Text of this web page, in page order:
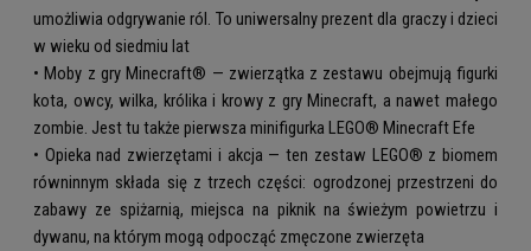
umożliwia odgrywanie ról. To uniwersalny prezent dla graczy i dzieci
w wieku od siedmiu lat
• Moby z gry Minecraft® — zwierzątka z zestawu obejmują figurki
kota, owcy, wilka, królika i krowy z gry Minecraft, a nawet małego
zombie. Jest tu także pierwsza minifigurka LEGO® Minecraft Efe
• Opieka nad zwierzętami i akcja — ten zestaw LEGO® z biomem
równinnym składa się z trzech części: ogrodzonej przestrzeni do
zabawy ze spiżarnią, miejsca na piknik na świeżym powietrzu i
dywanu, na którym mogą odpocząć zmęczone zwierzęta